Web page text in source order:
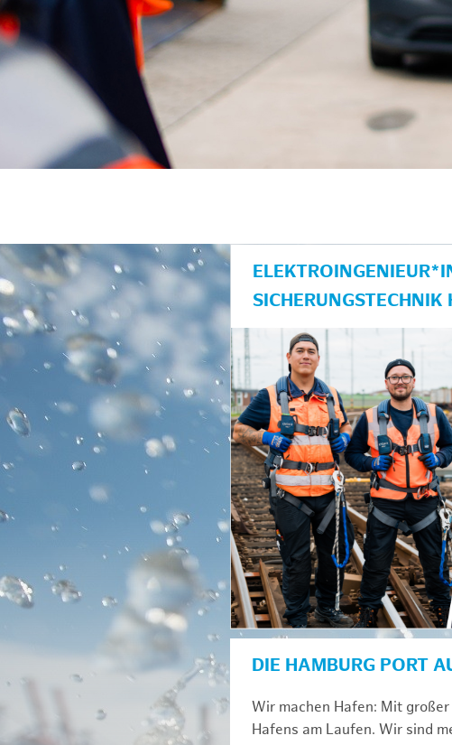
anzeigen/schließen
DIE HAMBURG PORT
Wir machen Hafen: Mit
Hafens am Laufen. Wir sind